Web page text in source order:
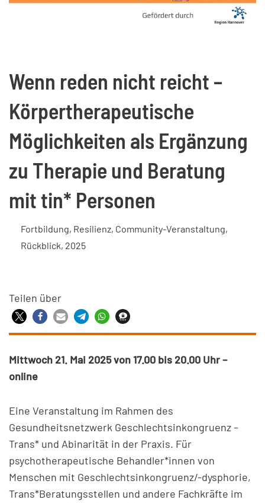
Wenn reden nicht reicht –
Körpertherapeutische
Möglichkeiten als Ergänzung
zu Therapie und Beratung
mit tin* Personen
Fortbildung, Resilienz, Community-Veranstaltung,
Rückblick, 2025
Teilen über
Mittwoch 21. Mai 2025 von 17.00 bis 20.00 Uhr–
online
Eine Veranstaltung im Rahmen des
Gesundheitsnetzwerk Geschlechtsinkongruenz –
Trans* und Abinarität in der Praxis. Für
psychotherapeutische Behandler*innen von
Menschen mit Geschlechtsinkongruenz/-dysphorie,
Trans*Beratungsstellen und andere Fachkräfte im